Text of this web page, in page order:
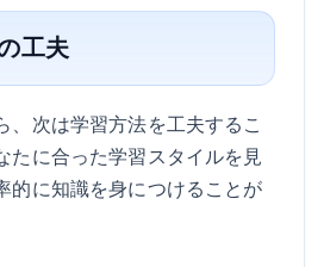
工夫
、次は学習方法を工夫するこ
たに合った学習スタイルを見
的に知識を身につけることが